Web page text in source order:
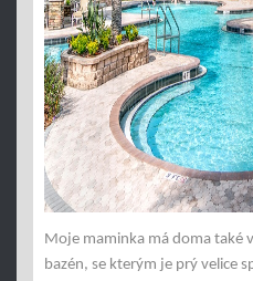
Moje maminka má doma také
bazén, se kterým je prý velice